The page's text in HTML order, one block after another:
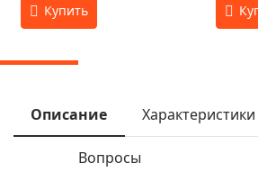
Описание Характеристики
Вопросы